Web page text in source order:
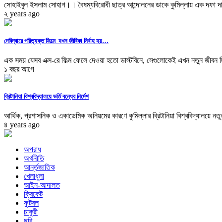
সোহাইবুল ইসলাম সোহাগ।। বৈষম্যবিরোধী ছাত্র আন্দোলনের ডাকে কুমিল্লায় এক দফা
২ years ago
দেবিদ্বারে পরিত্যক্ত ফিল্মে যখন জীবিকা নির্বাহ হয়…
এক সময় যেসব এক্স-রে ফিল্ম ফেলে দেওয়া হতো ডাস্টবিনে, সেগুলোকেই এখন নতুন জীবন
১ বছর আগে
ব্রিটানিয়া বিশ্ববিদ্যালয়ে ভর্তি বন্ধের নির্দেশ
আর্থিক, প্রশাসনিক ও একাডেমিক অনিয়মের কারণে কুমিল্লার ব্রিটানিয়া বিশ্ববিদ্যালয়ে
৪ years ago
অপরাধ
অর্থনীতি
আর্ন্তজাতিক
খেলাধুলা
আইন-আদালত
ক্রিকেট
ফুটবল
চাকুরী